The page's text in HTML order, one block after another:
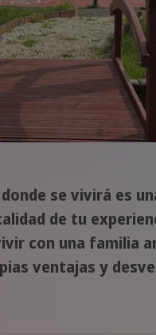
se vivirá es
de tu
con una familia
ventajas y